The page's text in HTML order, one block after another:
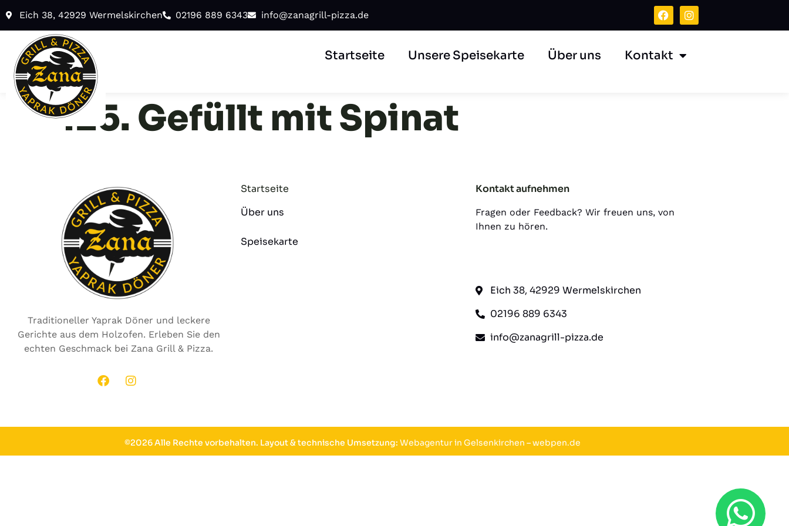
Eich 38, 42929 Wermelskirchen 02196 889 6343 info@zanagrill-pizza.de
Startseite Unsere Speisekarte Über uns Kontakt
125. Gefüllt mit Spinat
Traditioneller Yaprak Döner und leckere
Gerichte aus dem Holzofen. Erleben Sie den
echten Geschmack bei Zana Grill & Pizza.
Startseite
Über uns
Speisekarte
Kontakt aufnehmen
Fragen oder Feedback? Wir freuen uns, von
Ihnen zu hören.
Eich 38, 42929 Wermelskirchen
02196 889 6343
info@zanagrill-pizza.de
©2026 Alle Rechte vorbehalten. Layout & technische Umsetzung: Webagentur in Gelsenkirchen –webpen.de